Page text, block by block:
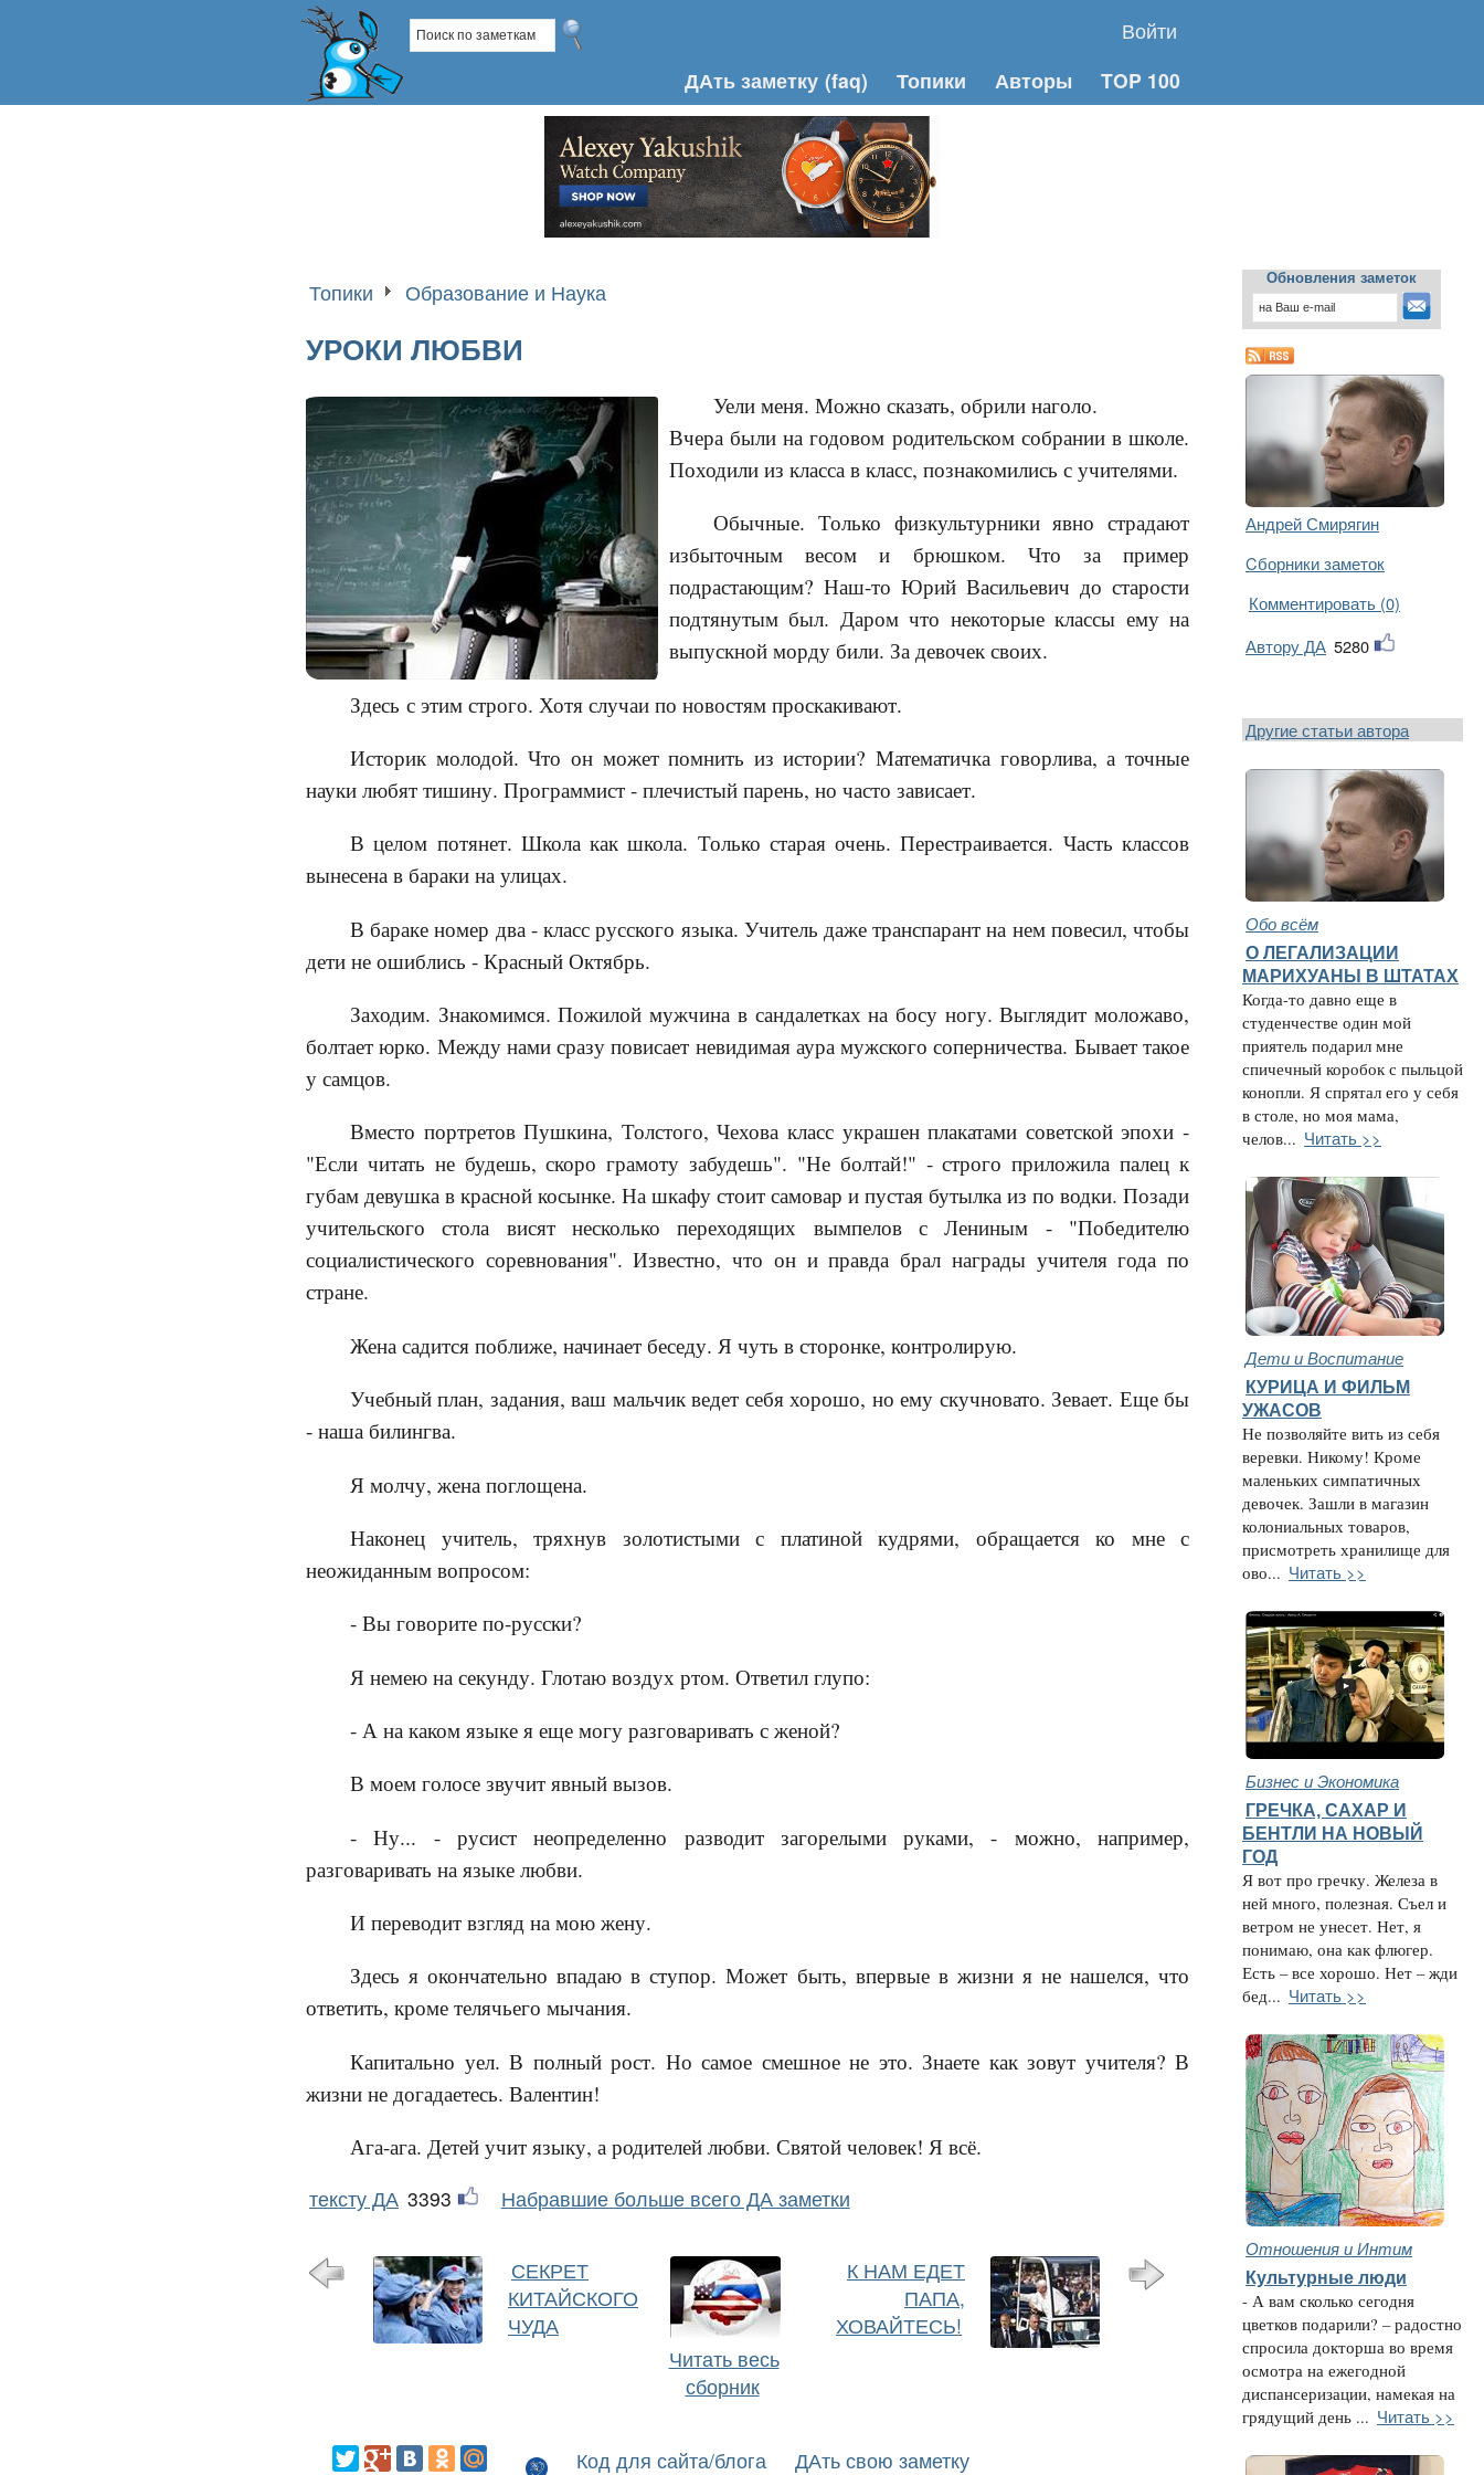
Войти
ДАть заметку (faq) Топики Авторы TOP 100
Топики Образование и Наука
УРОКИ ЛЮБВИ
Уели меня. Можно сказать, обрили наголо.
Вчера были на годовом родительском собрании в школе.
Походили из класса в класс, познакомились с учителями.
Обычные. Только физкультурники явно страдают
избыточным весом и брюшком. Что за пример
подрастающим? Наш-то Юрий Васильевич до старости
подтянутым был. Даром что некоторые классы ему на
выпускной морду били. За девочек своих.
Здесь с этим строго. Хотя случаи по новостям проскакивают.
Историк молодой. Что он может помнить из истории? Математичка говорлива, а точные
науки любят тишину. Программист - плечистый парень, но часто зависает.
В целом потянет. Школа как школа. Только старая очень. Перестраивается. Часть классов
вынесена в бараки на улицах.
В бараке номер два - класс русского языка. Учитель даже транспарант на нем повесил, чтобы
дети не ошиблись - Красный Октябрь.
Заходим. Знакомимся. Пожилой мужчина в сандалетках на босу ногу. Выглядит моложаво,
болтает юрко. Между нами сразу повисает невидимая аура мужского соперничества. Бывает такое
у самцов.
Вместо портретов Пушкина, Толстого, Чехова класс украшен плакатами советской эпохи -
"Если читать не будешь, скоро грамоту забудешь". "Не болтай!" - строго приложила палец к
губам девушка в красной косынке. На шкафу стоит самовар и пустая бутылка из по водки. Позади
учительского стола висят несколько переходящих вымпелов с Лениным - "Победителю
социалистического соревнования". Известно, что он и правда брал награды учителя года по
стране.
Жена садится поближе, начинает беседу. Я чуть в сторонке, контролирую.
Учебный план, задания, ваш мальчик ведет себя хорошо, но ему скучновато. Зевает. Еще бы
- наша билингва.
Я молчу, жена поглощена.
Наконец учитель, тряхнув золотистыми с платиной кудрями, обращается ко мне с
неожиданным вопросом:
- Вы говорите по-русски?
Я немею на секунду. Глотаю воздух ртом. Ответил глупо:
- А на каком языке я еще могу разговаривать с женой?
В моем голосе звучит явный вызов.
- Ну... - русист неопределенно разводит загорелыми руками, - можно, например,
разговаривать на языке любви.
И переводит взгляд на мою жену.
Здесь я окончательно впадаю в ступор. Может быть, впервые в жизни я не нашелся, что
ответить, кроме телячьего мычания.
Капитально уел. В полный рост. Но самое смешное не это. Знаете как зовут учителя? В
жизни не догадаетесь. Валентин!
Ага-ага. Детей учит языку, а родителей любви. Святой человек! Я всё.
тексту ДА 3393 Набравшие больше всего ДА заметки
СЕКРЕТ
КИТАЙСКОГО
ЧУДА
Читать весь
сборник
К НАМ ЕДЕТ
ПАПА,
ХОВАЙТЕСЬ!
Код для сайта/блога ДАть свою заметку
Обновления заметок
Андрей Смирягин
Cборники заметок
Комментировать (0)
Автору ДА 5280
Другие статьи автора
Обо всём
О ЛЕГАЛИЗАЦИИ
МАРИХУАНЫ В ШТАТАХ
Когда-то давно еще в
студенчестве один мой
приятель подарил мне
спичечный коробок с пыльцой
конопли. Я спрятал его у себя
в столе, но моя мама,
челов... Читать >>
Дети и Воспитание
КУРИЦА И ФИЛЬМ
УЖАСОВ
Не позволяйте вить из себя
веревки. Никому! Кроме
маленьких симпатичных
девочек. Зашли в магазин
колониальных товаров,
присмотреть хранилище для
ово... Читать >>
Бизнес и Экономика
ГРЕЧКА, САХАР И
БЕНТЛИ НА НОВЫЙ
ГОД
Я вот про гречку. Железа в
ней много, полезная. Съел и
ветром не унесет. Нет, я
понимаю, она как флюгер.
Есть – все хорошо. Нет – жди
бед... Читать >>
Отношения и Интим
Культурные люди
- А вам сколько сегодня
цветков подарили? – радостно
спросила докторша во время
осмотра на ежегодной
диспансеризации, намекая на
грядущий день ... Читать >>